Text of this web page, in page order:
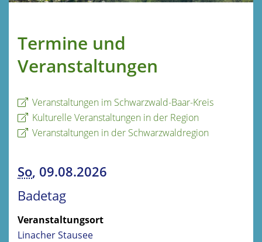
Termine und
Veranstaltungen
Veranstaltungen im Schwarzwald-Baar-Kreis
Kulturelle Veranstaltungen in der Region
Veranstaltungen in der Schwarzwaldregion
So, 09.08.2026
Badetag
Veranstaltungsort
Linacher Stausee